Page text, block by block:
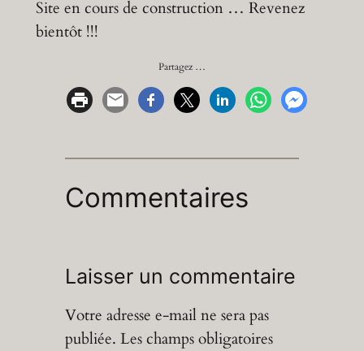
Site en cours de construction … Revenez
bientôt !!!
Partagez …
Commentaires
Laisser un commentaire
Votre adresse e-mail ne sera pas
publiée. Les champs obligatoires